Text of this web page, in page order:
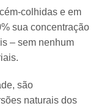
colhidas e em
sua concentração
– sem nenhum
são
naturais dos